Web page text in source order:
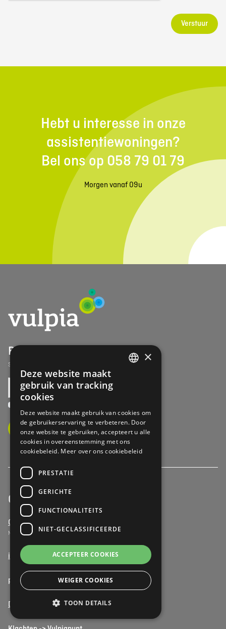
Verstuur
Hebt u interesse in onze
assistentiewoningen?
Bel ons op 058 79 01 79
Morgen vanaf 09u
Blijf op de hoogte
Schrijf u in op onze maandelijkse nieuwsbrief
Schrijf u in
Contacteer ons
03 680 29 90
Morgen vanaf 09u
info@vulpia.be
press@vulpia.be
Dringende opname
DUTCH
×
Deze website maakt
gebruik van tracking
cookies
Deze website maakt gebruik van cookies om
de gebruikerservaring te verbeteren. Door
onze website te gebruiken, accepteert u alle
cookies in overeenstemming met ons
cookiebeleid. Meer over ons cookiebeleid
PRESTATIE
GERICHTE
FUNCTIONALITEITS
NIET-GECLASSIFICEERDE
ACCEPTEER COOKIES
WEIGER COOKIES
TOON DETAILS